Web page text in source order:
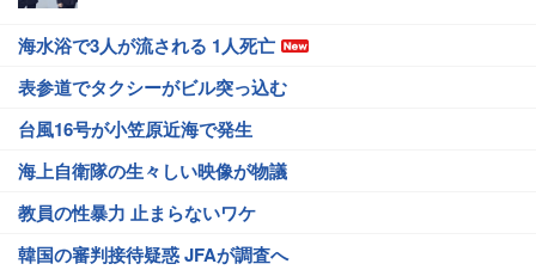
海水浴で3人が流される 1人死亡
表参道でタクシーがビル突っ込む
台風16号が小笠原近海で発生
海上自衛隊の生々しい映像が物議
教員の性暴力 止まらないワケ
韓国の審判接待疑惑 JFAが調査へ